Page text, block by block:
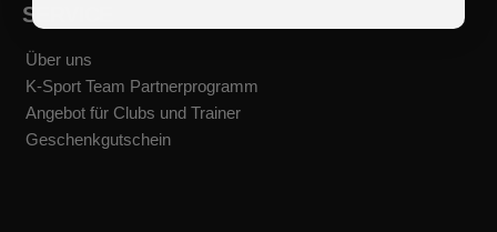
o
k
r
m
e
SERVICE
Über uns
K-Sport Team Partnerprogramm
Angebot für Clubs und Trainer
Geschenkgutschein